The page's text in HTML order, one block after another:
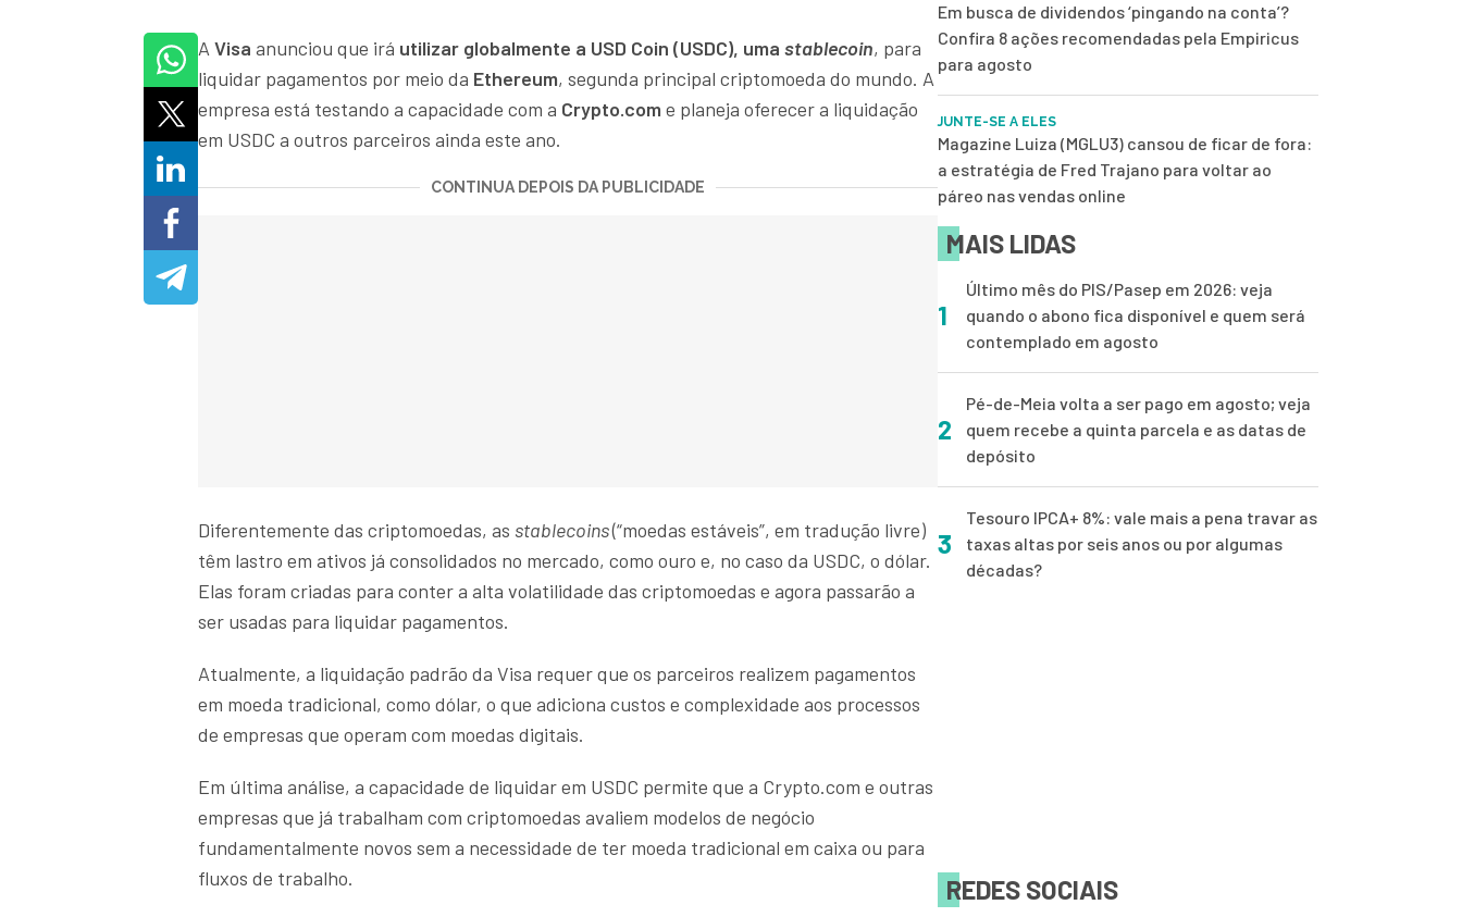
AVisa anunciou que irá utilizar globalmente a USD Coin (USDC), uma stablecoin, para
liquidar pagamentos por meio da Ethereum, segunda principal criptomoeda do mundo. A
empresa está testando a capacidade com a Crypto.com e planeja oferecer a liquidação
em USDC a outros parceiros ainda este ano.
CONTINUA DEPOIS DA PUBLICIDADE
Diferentemente das criptomoedas, as stablecoins(“moedas estáveis”, em tradução livre)
têm lastro em ativos já consolidados no mercado, como ouro e, no caso da USDC, o dólar.
Elas foram criadas para conter a alta volatilidade das criptomoedas e agora passarão a
ser usadas para liquidar pagamentos.
Atualmente, a liquidação padrão da Visa requer que os parceiros realizem pagamentos
em moeda tradicional, como dólar, o que adiciona custos e complexidade aos processos
de empresas que operam com moedas digitais.
Em última análise, a capacidade de liquidar em USDC permite que a Crypto.com e outras
empresas que já trabalham com criptomoedas avaliem modelos de negócio
fundamentalmente novos sem a necessidade de ter moeda tradicional em caixa ou para
fluxos de trabalho.
Em busca de dividendos ‘pingando na conta’?
Confira 8 ações recomendadas pela Empiricus
para agosto
JUNTE-SE A ELES
Magazine Luiza (MGLU3) cansou de ficar de fora:
a estratégia de Fred Trajano para voltar ao
páreo nas vendas online
MAIS LIDAS
1
Último mês do PIS/Pasep em 2026: veja
quando o abono fica disponível e quem será
contemplado em agosto
2
Pé-de-Meia volta a ser pago em agosto; veja
quem recebe a quinta parcela e as datas de
depósito
3
Tesouro IPCA+ 8%: vale mais a pena travar as
taxas altas por seis anos ou por algumas
décadas?
REDES SOCIAIS